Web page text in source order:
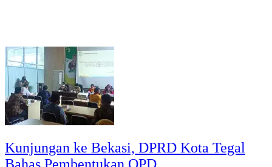
Kunjungan ke Bekasi, DPRD Kota Tegal
Bahas Pembentukan OPD